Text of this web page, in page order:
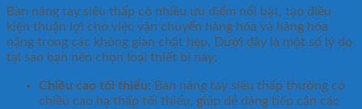
Bàn nâng tay siêu thấp có nhiều ưu điểm nổi bật, tạo điều
kiện thuận lợi cho việc vận chuyển hàng hóa và hàng hóa
nặng trong các không gian chật hẹp. Dưới đây là một số lý do
tại sao bạn nên chọn loại thiết bị này:
Chiều cao tối thiểu: Bàn nâng tay siêu thấp thường có
chiều cao hạ thấp tối thiểu, giúp dễ dàng tiếp cận các